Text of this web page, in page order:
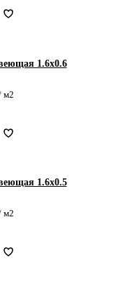
1.6х0.6
м2
1.6х0.5
м2